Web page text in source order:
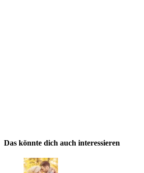
Das könnte dich auch interessieren